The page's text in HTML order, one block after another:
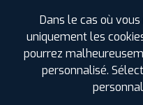
Dans le cas où
uniquement les
pourrez
personnalisé.